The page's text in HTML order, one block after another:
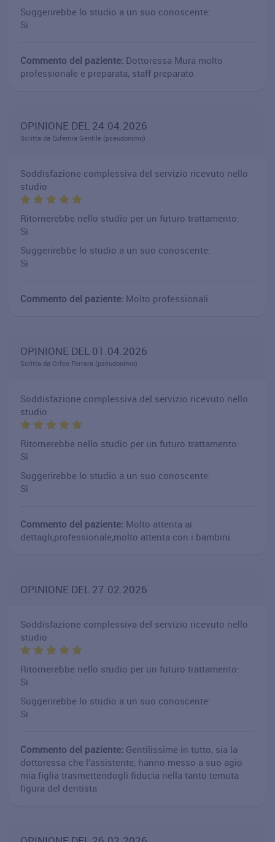
Suggerirebbe lo studio a un suo conoscente:
Si
Commento del paziente: Dottoressa Mura molto
professionale e preparata, staff preparato
OPINIONE DEL 24.04.2026
Scritta da Eufemia Gentile (pseudonimo)
Soddisfazione complessiva del servizio ricevuto nello
studio
Ritornerebbe nello studio per un futuro trattamento:
Si
Suggerirebbe lo studio a un suo conoscente:
Si
Commento del paziente: Molto professionali
OPINIONE DEL 01.04.2026
Scritta da Orfeo Ferrara (pseudonimo)
Soddisfazione complessiva del servizio ricevuto nello
studio
Ritornerebbe nello studio per un futuro trattamento:
Si
Suggerirebbe lo studio a un suo conoscente:
Si
Commento del paziente: Molto attenta ai
dettagli,professionale,molto attenta con i bambini.
OPINIONE DEL 27.02.2026
Soddisfazione complessiva del servizio ricevuto nello
studio
Ritornerebbe nello studio per un futuro trattamento:
Si
Suggerirebbe lo studio a un suo conoscente:
Si
Commento del paziente: Gentilissime in tutto, sia la
dottoressa che l’assistente, hanno messo a suo agio
mia figlia trasmettendogli fiducia nella tanto temuta
figura del dentista